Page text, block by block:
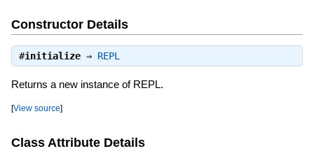
Constructor Details
#initialize⇒ REPL
Returns a new instance of REPL.
[View source]
Class Attribute Details